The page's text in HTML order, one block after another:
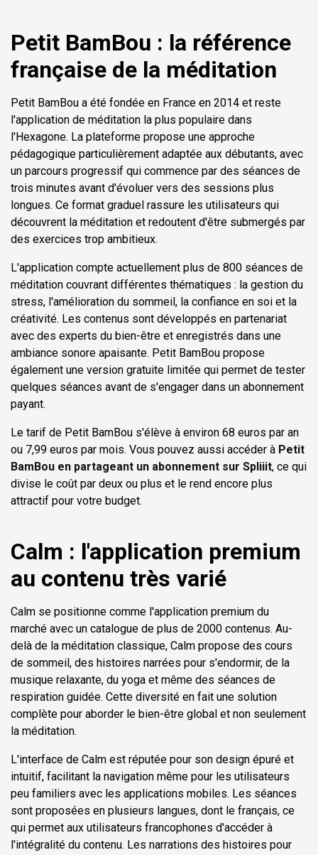
Petit BamBou : la référence
française de la méditation
Petit BamBou a été fondée en France en 2014 et reste
l'application de méditation la plus populaire dans
l'Hexagone. La plateforme propose une approche
pédagogique particulièrement adaptée aux débutants, avec
un parcours progressif qui commence par des séances de
trois minutes avant d'évoluer vers des sessions plus
longues. Ce format graduel rassure les utilisateurs qui
découvrent la méditation et redoutent d'être submergés par
des exercices trop ambitieux.
L'application compte actuellement plus de 800 séances de
méditation couvrant différentes thématiques : la gestion du
stress, l'amélioration du sommeil, la confiance en soi et la
créativité. Les contenus sont développés en partenariat
avec des experts du bien-être et enregistrés dans une
ambiance sonore apaisante. Petit BamBou propose
également une version gratuite limitée qui permet de tester
quelques séances avant de s'engager dans un abonnement
payant.
Le tarif de Petit BamBou s'élève à environ 68 euros par an
ou 7,99 euros par mois. Vous pouvez aussi accéder à Petit
BamBou en partageant un abonnement sur Spliiit, ce qui
divise le coût par deux ou plus et le rend encore plus
attractif pour votre budget.
Calm : l'application premium
au contenu très varié
Calm se positionne comme l'application premium du
marché avec un catalogue de plus de 2000 contenus. Au-
delà de la méditation classique, Calm propose des cours
de sommeil, des histoires narrées pour s'endormir, de la
musique relaxante, du yoga et même des séances de
respiration guidée. Cette diversité en fait une solution
complète pour aborder le bien-être global et non seulement
la méditation.
L'interface de Calm est réputée pour son design épuré et
intuitif, facilitant la navigation même pour les utilisateurs
peu familiers avec les applications mobiles. Les séances
sont proposées en plusieurs langues, dont le français, ce
qui permet aux utilisateurs francophones d'accéder à
l'intégralité du contenu. Les narrations des histoires pour